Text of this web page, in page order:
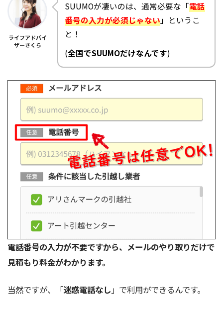
ライフアドバイ
ザーさくら
SUUMOが凄いのは、通常必要な「電話
番号の入力が必須じゃない」というこ
と！
(全国でSUUMOだけなんです)
電話番号の入力が不要ですから、メールのやり取りだけで
見積もり料金がわかります。
当然ですが、「迷惑電話なし」で利用ができるんです。